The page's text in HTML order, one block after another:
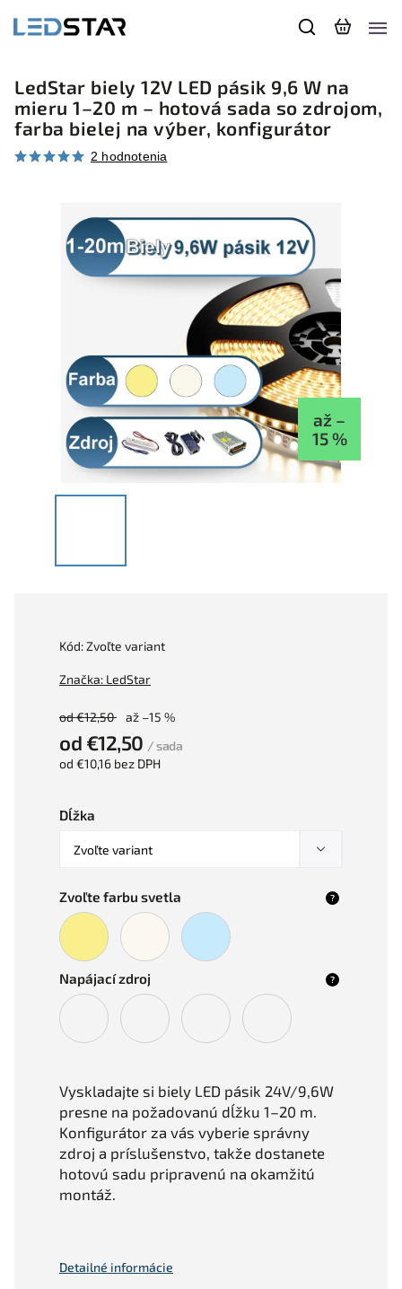
LedStar biely 12V LED pásik 9,6 W na
mieru 1–20 m – hotová sada so zdrojom,
farba bielej na výber, konfigurátor
2 hodnotenia
až –
15 %
Kód:Zvoľte variant
Značka: LedStar
od €12,50 až –15 %
od €12,50 / sada
od €10,16 bez DPH
Dĺžka
Zvoľte farbu svetla ?
Napájací zdroj ?
Vyskladajte si biely LED pásik 24V/9,6W
presne na požadovanú dĺžku 1–20 m.
Konfigurátor za vás vyberie správny
zdroj a príslušenstvo, takže dostanete
hotovú sadu pripravenú na okamžitú
montáž
Detailné informácie